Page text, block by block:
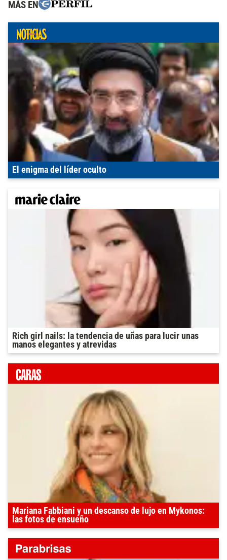
MÁS EN
El enigma del líder oculto
Rich girl nails: la tendencia de uñas para lucir unas
manos elegantes y atrevidas
Mariana Fabbiani y un descanso de lujo en Mykonos:
las fotos de ensueño